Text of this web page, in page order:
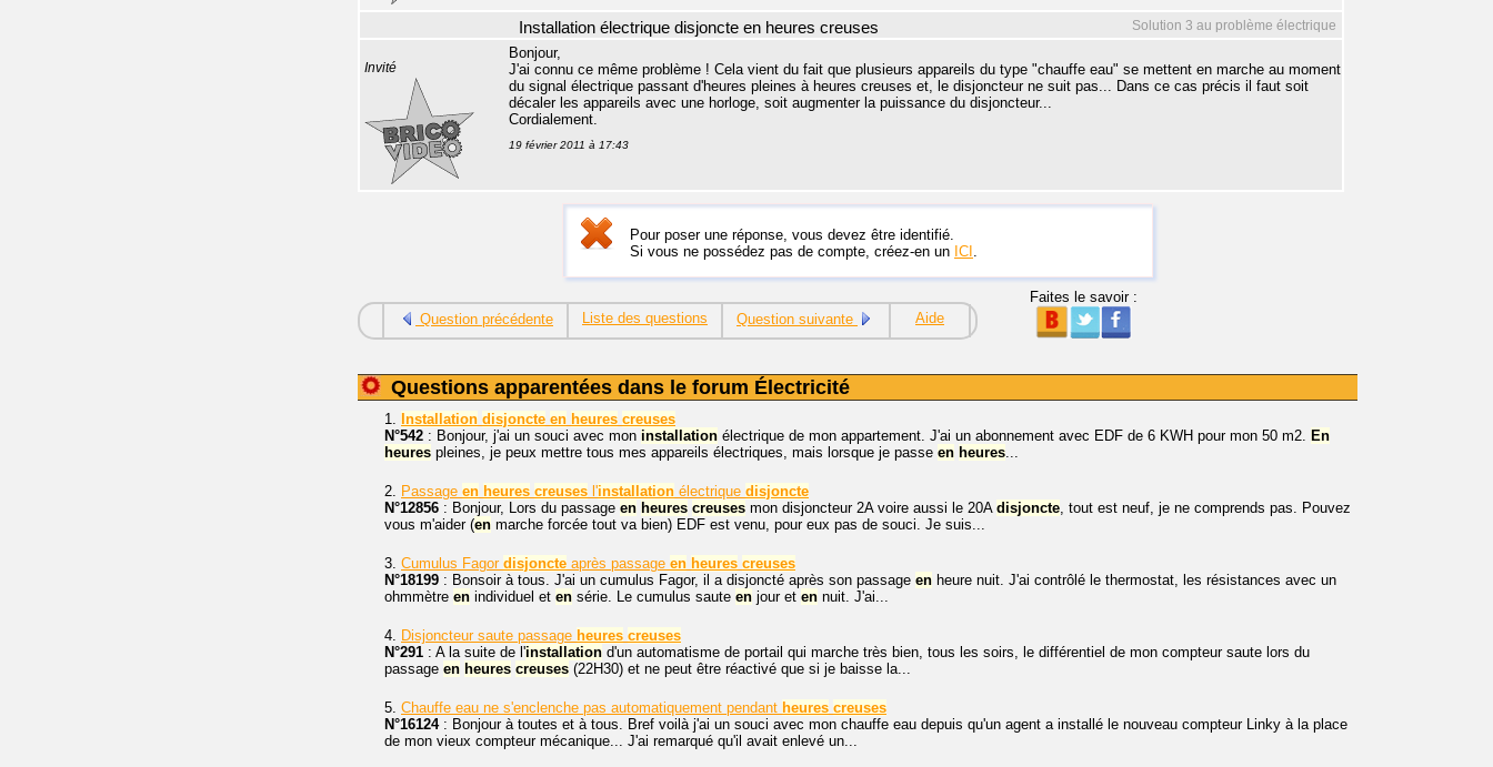
Solution 3 au problème électrique
Installation électrique disjoncte en heures creuses
Invité
Bonjour,
J'ai connu ce même problème ! Cela vient du fait que plusieurs appareils du type "chauffe eau" se mettent en marche au moment
du signal électrique passant d'heures pleines à heures creuses et, le disjoncteur ne suit pas... Dans ce cas précis il faut soit
décaler les appareils avec une horloge, soit augmenter la puissance du disjoncteur...
Cordialement.
19 février 2011 à 17:43
Pour poser une réponse, vous devez être identifié.
Si vous ne possédez pas de compte, créez-en un ICI .
Question précédente Liste des questions Question suivante Aide
Faites le savoir :
Questions apparentées dans le forum Électricité
1. Installation disjoncte en heures creuses
N°542 : Bonjour, j'ai un souci avec mon installation électrique de mon appartement. J'ai un abonnement avec EDF de 6 KWH pour mon 50 m2. En
heures pleines, je peux mettre tous mes appareils électriques, mais lorsque je passe en heures...
2. Passage en heures creuses l'installation électrique disjoncte
N°12856 : Bonjour, Lors du passage en heures creuses mon disjoncteur 2A voire aussi le 20A disjoncte, tout est neuf, je ne comprends pas. Pouvez
vous m'aider (en marche forcée tout va bien) EDF est venu, pour eux pas de souci. Je suis...
3. Cumulus Fagor disjoncte après passage en heures creuses
N°18199 : Bonsoir à tous. J'ai un cumulus Fagor, il a disjoncté après son passage en heure nuit. J'ai contrôlé le thermostat, les résistances avec un
ohmmètre en individuel et en série. Le cumulus saute en jour et en nuit. J'ai...
4. Disjoncteur saute passage heures creuses
N°291 : A la suite de l'installation d'un automatisme de portail qui marche très bien, tous les soirs, le différentiel de mon compteur saute lors du
passage en heures creuses (22H30) et ne peut être réactivé que si je baisse la...
5. Chauffe eau ne s'enclenche pas automatiquement pendant heures creuses
N°16124: Bonjour à toutes et à tous. Bref voilà j'ai un souci avec mon chauffe eau depuis qu'un agent a installé le nouveau compteur Linky à la place
de mon vieux compteur mécanique... J'ai remarqué qu'il avait enlevé un...